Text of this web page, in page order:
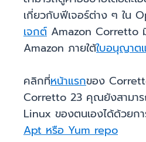
เกี่ยวกับฟีเจอร์ต่าง ๆ ใน
เจกต์ Amazon Corretto
Amazon ภายใต้ใบอนุญาต
คลิกที่หน้าแรกของ
Corretto 23 คุณยังสามาร
Linux ของตนเองได้ด้วยก
Apt หรือ Yum repo